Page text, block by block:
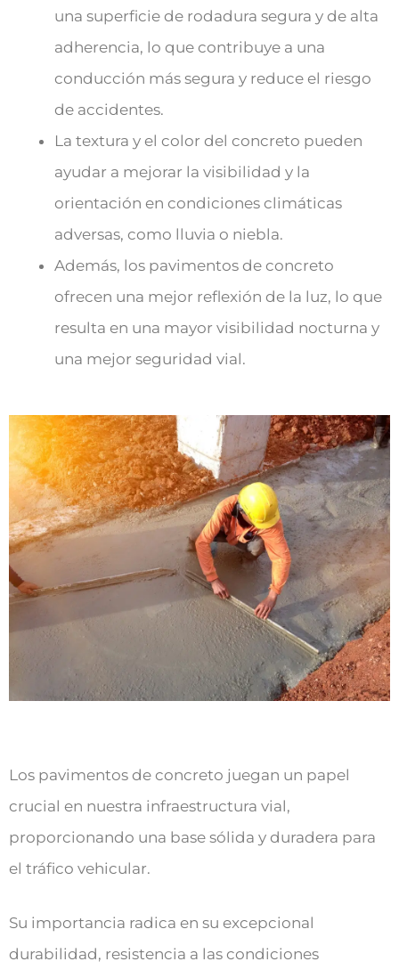
una superficie de rodadura segura y de alta
adherencia, lo que contribuye a una
conducción más segura y reduce el riesgo
de accidentes.
La textura y el color del concreto pueden
ayudar a mejorar la visibilidad y la
orientación en condiciones climáticas
adversas, como lluvia o niebla.
Además, los pavimentos de concreto
ofrecen una mejor reflexión de la luz, lo que
resulta en una mayor visibilidad nocturna y
una mejor seguridad vial.
Los pavimentos de concreto juegan un papel
crucial en nuestra infraestructura vial,
proporcionando una base sólida y duradera para
el tráfico vehicular.
Su importancia radica en su excepcional
durabilidad, resistencia a las condiciones